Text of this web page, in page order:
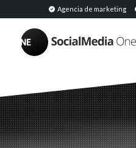
Agencia de marketing